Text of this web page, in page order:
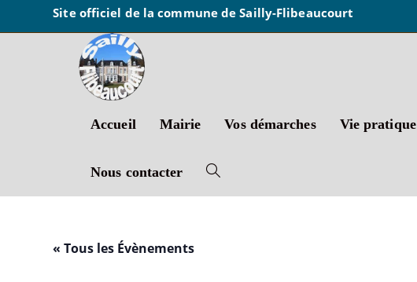
Site officiel de la commune de Sailly-Flibeaucourt
Accueil Mairie Vos démarches Vie pratique
Nous contacter
« Tous les Évènements